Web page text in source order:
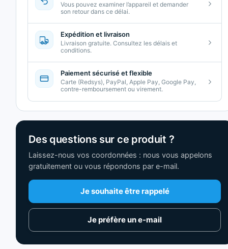
Vous pouvez examiner l’appareil et demander
son retour dans ce délai.
Expédition et livraison
Livraison gratuite. Consultez les délais et
conditions.
Paiement sécurisé et flexible
Carte (Redsys), PayPal, Apple Pay, Google Pay,
contre-remboursement ou virement.
Des questions sur ce produit ?
Laissez-nous vos coordonnées : nous vous appelons
gratuitement ou vous répondons par e-mail.
Je souhaite être rappelé
Je préfère un e-mail